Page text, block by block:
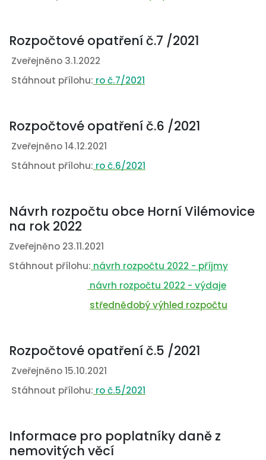
Rozpočtové opatření č.7 /2021
Zveřejněno 3.1.2022
Stáhnout přílohu: ro č.7/2021
Rozpočtové opatření č.6 /2021
Zveřejněno 14.12.2021
Stáhnout přílohu: ro č.6/2021
Návrh rozpočtu obce Horní Vilémovice
na rok 2022
Zveřejněno 23.11.2021
Stáhnout přílohu: návrh rozpočtu 2022 - příjmy
návrh rozpočtu 2022 - výdaje
střednědobý výhled rozpočtu
Rozpočtové opatření č.5 /2021
Zveřejněno 15.10.2021
Stáhnout přílohu: ro č.5/2021
Informace pro poplatníky daně z
nemovitých věcí